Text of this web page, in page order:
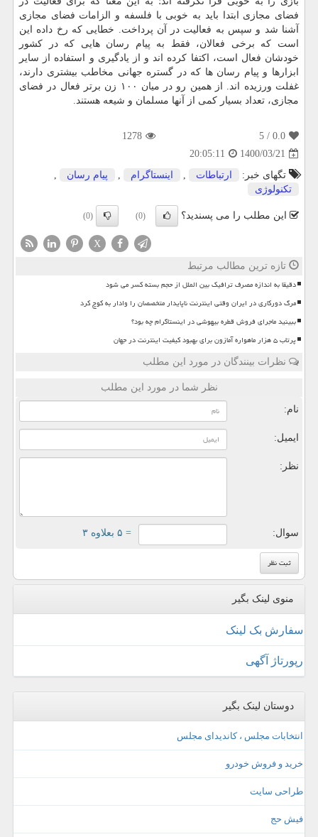
فضای مجازی ابتدا باید به خوبی با فلسفه و الزامات فضای مجازی
آشنا شد و سپس به فعالیت در آن پرداخت. خطایی که رخ داده این
است که برخی فعالان، فقط به پیام رسان هایی که در کشور
خودشان فعال است، اکتفا کرده اند و از یادگیری و استفاده از سایر
ابزارها و پیام رسان ها که در گستره جهانی مخاطب بیشتری دارند،
غفلت ورزیده اند. از همین رو در میان ۱۰۰ زن برتر فعال در فضای
مجازی، تعداد بسیار کمی از آنها مسلمان و شیعه هستند.
0.0
/ 5
1278
1400/03/21
20:05:11
تگهای خبر:
ارتباطات , اینستاگرام , پیام رسان
,
تكنولوژی
این مطلب را می پسندید؟ (0)
(0)
X
تازه ترین مطالب مرتبط
دقیقا به اندازه مصرف ترافیک بین الملل از حجم بسته کسر می شود
مرگ دورکاری در ایران وقتی اینترنت ناپایدار متخصصان را وادار به کوچ کرد
ببینید ماجرای فروش قطره بیهوشی در اینستاگرام چه بود؟
پرتاب ۵ هزار ماهواره آمازون برای بهبود کیفیت اینترنت در جهان
نظرات بینندگان در مورد این مطلب
نظر شما در مورد این مطلب
نام:
ایمیل:
نظر:
سوال: = ۵ بعلاوه ۳
منوی لینک بگیر
سفارش بک لینک
رپورتاژ آگهی
دوستان لینک بگیر
انتخابات مجلس ، کاندیدای مجلس
خرید و فروش خودرو
طراحی سایت
فیش حج